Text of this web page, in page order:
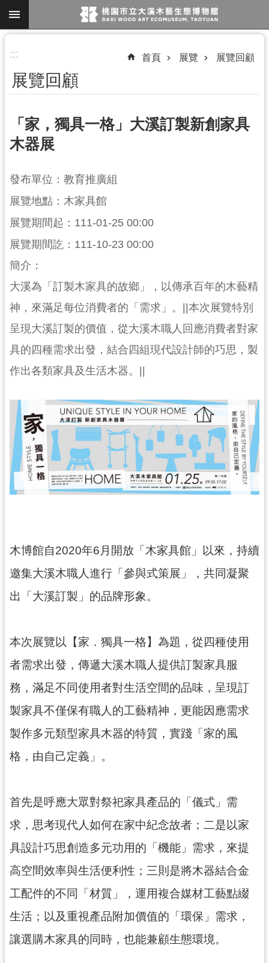
跳到主要內容區塊
搜
尋
資
訊
展
覽
便
服
務
活
動
研
學
習
資
源
認
識
訊
息
公
告
園
地
出
版
品
與
文
創
首
頁
網
站
導
覽
市
政
::: 首頁 展覽 展覽回顧
展覽回顧
「家，獨具一格」大溪訂製新創家具
木器展
發布單位：教育推廣組
展覽地點：木家具館
展覽期間起：111-01-25 00:00
展覽期間訖：111-10-23 00:00
簡介：
大溪為「訂製木家具的故鄉」，以傳承百年的木藝精
神，來滿足每位消費者的「需求」。||本次展覽特別
呈現大溪訂製的價值，從大溪木職人回應消費者對家
具的四種需求出發，結合四組現代設計師的巧思，製
作出各類家具及生活木器。||
木博館自2020年6月開放「木家具館」以來，持續
邀集大溪木職人進行「參與式策展」，共同凝聚
出「大溪訂製」的品牌形象。
本次展覽以【家．獨具一格】為題，從四種使用
者需求出發，傳遞大溪木職人提供訂製家具服
務，滿足不同使用者對生活空間的品味，呈現訂
製家具不僅保有職人的工藝精神，更能因應需求
製作多元類型家具木器的特質，實踐「家的風
格，由自己定義」。
首先是呼應大眾對祭祀家具產品的「儀式」需
求，思考現代人如何在家中紀念故者；二是以家
具設計巧思創造多元功用的「機能」需求，來提
高空間效率與生活便利性；三則是將木器結合金
工配件的不同「材質」，運用複合媒材工藝點綴
生活；以及重視產品附加價值的「環保」需求，
讓選購木家具的同時，也能兼顧生態環境。